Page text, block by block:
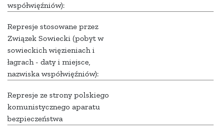
współwięźniów):
Represje stosowane przez
Związek Sowiecki (pobyt w
sowieckich więzieniach i
łagrach - daty i miejsce,
nazwiska współwięźniów):
Represje ze strony polskiego
komunistycznego aparatu
bezpieczeństwa